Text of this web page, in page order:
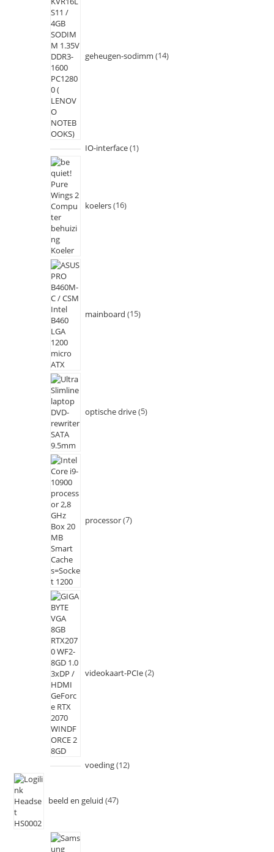
geheugen-sodimm 14
IO-interface 1
koelers 16
mainboard 15
optische drive 5
processor 7
videokaart-PCIe 2
voeding 12
beeld en geluid 47